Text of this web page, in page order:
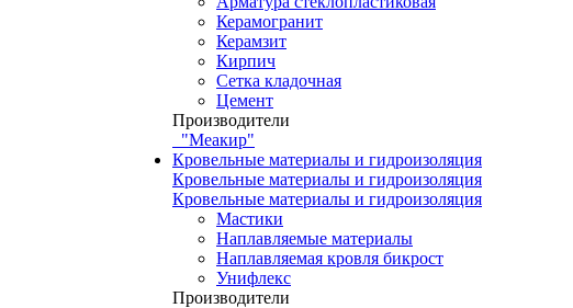
Керамогранит
Керамзит
Кирпич
Сетка кладочная
Цемент
Производители
"Меакир"
Кровельные материалы и гидроизоляция
Кровельные материалы и гидроизоляция
Кровельные материалы и гидроизоляция
Мастики
Наплавляемые материалы
Наплавляемая кровля бикрост
Унифлекс
Производители